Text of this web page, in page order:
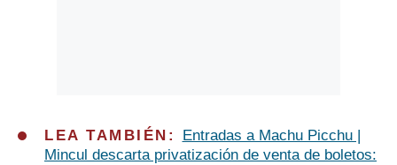
LEA TAMBIÉN:
Entradas a Machu Picchu |
Mincul descarta privatización de venta de boletos: